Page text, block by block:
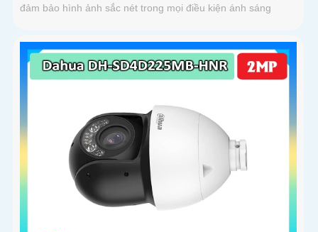
đảm bảo hình ảnh sắc nét trong mọi điều kiện ánh sáng